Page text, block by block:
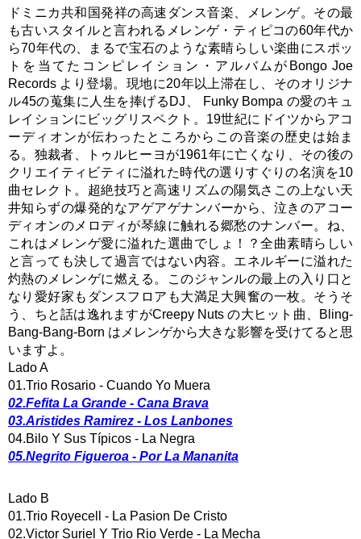
ドミニカ共和国発祥の高速ダンス音楽、メレンゲ。その最
も古いスタイルと言われるメレンゲ・ティピコの60年代か
ら70年代の、まるで宝石のような素晴らしい楽曲にスポッ
トを当てたコンピレイション・アルバムがBongo Joe
Records より登場。現地に20年以上滞在し、そのオリジナ
ル45の蒐集に人生を捧げるDJ、 Funky Bompa の愛のキュ
レイションにビッグリスペクト。19世紀にドイツからアコ
ーディオンが伝わったところからこの音楽の歴史は始ま
る。独裁者、トゥルヒーヨが1961年に亡くなり、その後の
クリエイティビティに溢れた時代の選りすぐりの名演を10
曲セレクト。超絶技巧と高速リズムの陽気さこの上ない天
井知らずの爆発的なアゲアゲナンバーから、泣きのアコー
ディオンのメロディが琴線に触れる郷愁のナンバー。ね、
これはメレンゲ愛に溢れた選曲でしょ！？全曲素晴らしい
と言っても決して過言ではない内容。エネルギーに溢れた
灼熱のメレンゲに燃える。このジャンルの最上の入り口と
なり愛好家もダンスフロアも大満足大興奮の一枚。そうそ
う、ちと話は逸れますがCreepy Nuts の大ヒット曲、Bling-
Bang-Bang-Born はメレンゲから大きな影響を受けてると思
いますよ。
Lado A
01.Trio Rosario - Cuando Yo Muera
02.Fefita La Grande - Cana Brava
03.Aristides Ramirez - Los Lanbones
04.Bilo Y Sus Típicos - La Negra
05.Negrito Figueroa - Por La Mananita
Lado B
01.Trio Royecell - La Pasion De Cristo
02.Victor Suriel Y Trio Rio Verde - La Mecha